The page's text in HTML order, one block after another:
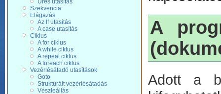
Üres utasítás
Szekvencia
Elágazás
Az If utasítás
A case utasítás
Ciklus
A for ciklus
A while ciklus
A repeat ciklus
A foreach ciklus
Vezérlésátadó utasítások
Goto
Strukturált vezérlésátadás
Vészleállás
A
Adott a